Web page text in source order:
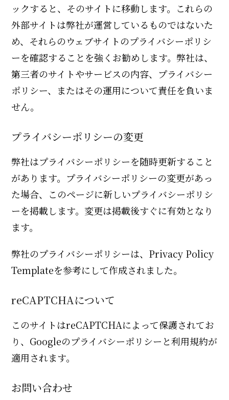
ックすると、そのサイトに移動します。これらの
外部サイトは弊社が運営しているものではないた
め、それらのウェブサイトのプライバシーポリシ
ーを確認することを強くお勧めします。弊社は、
第三者のサイトやサービスの内容、プライバシー
ポリシー、またはその運用について責任を負いま
せん。
プライバシーポリシーの変更
弊社はプライバシーポリシーを随時更新すること
があります。プライバシーポリシーの変更があっ
た場合、このページに新しいプライバシーポリシ
ーを掲載します。変更は掲載後すぐに有効となり
ます。
弊社のプライバシーポリシーは、Privacy Policy
Templateを参考にして作成されました。
reCAPTCHAについて
このサイトはreCAPTCHAによって保護されてお
り、Googleのプライバシーポリシーと利用規約が
適用されます。
お問い合わせ